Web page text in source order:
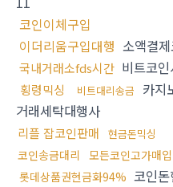
코인이체구입
이더리움구입대행 소액결
국내거래소fds시간 비트코
횡령믹싱 비트대리송금 카지
거래세탁대행사
리플 잡코인판매 현금돈믹싱
코인송금대리 모든코인고가매입
롯데상품권현금화94% 코인